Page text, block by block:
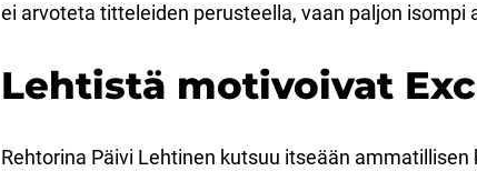
ei arvoteta titteleiden perusteella, vaan paljon
Lehtistä motivoivat
Rehtorina Päivi Lehtinen kutsuu itseään